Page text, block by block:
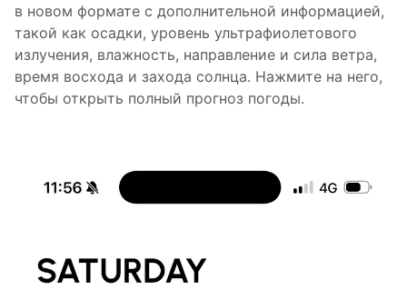
в новом формате с дополнительной информацией,
такой как осадки, уровень ультрафиолетового
излучения, влажность, направление и сила ветра,
время восхода и захода солнца. Нажмите на него,
чтобы открыть полный прогноз погоды.